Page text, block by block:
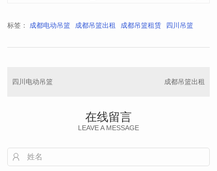
标签： 成都电动吊篮 成都吊篮出租 成都吊篮租赁 四川吊篮
四川电动吊篮 成都吊篮出租
在线留言
LEAVE A MESSAGE